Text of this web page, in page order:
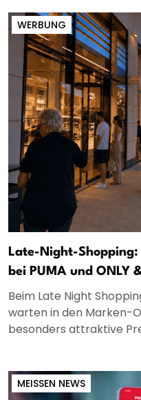
WERBUNG
Late-Night-
bei PUMA und ONLY
Beim Late Night
warten in den Marken-
besonders attraktive
MEISSEN NEWS